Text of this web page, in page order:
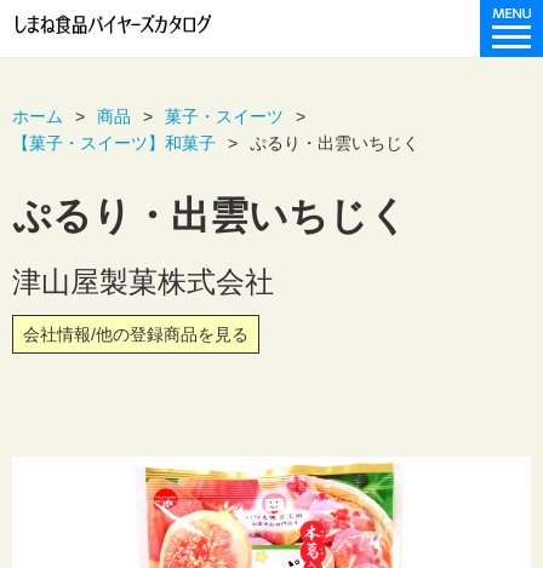
ホーム 商品
菓子・スイーツ
【菓子・スイーツ】和菓子
ぷるり・出雲いちじく
ぷるり・出雲いちじく
津山屋製菓株式会社
会社情報/他の登録商品を見る